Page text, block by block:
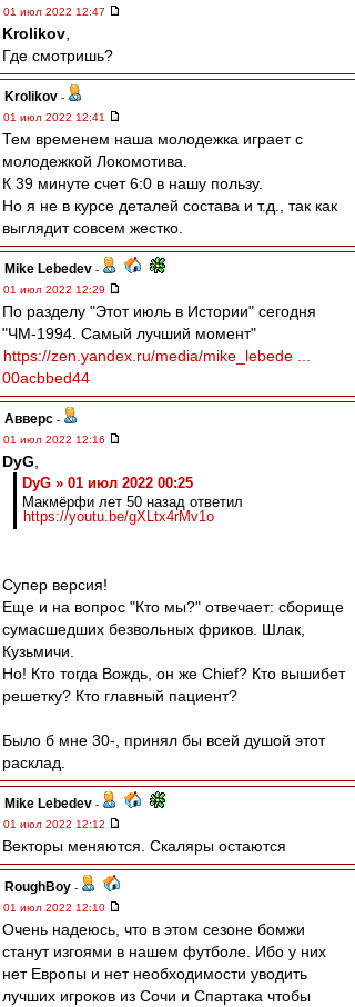
01 июл 2022 12:47
Krolikov
Где смотришь?
Krolikov -
01 июл 2022 12:41
Тем временем наша молодежка играет с
молодежкой Локомотива.
К 39 минуте счет 6:0 в нашу пользу.
Но я не в курсе деталей состава и т.д., так как
выглядит совсем жестко.
Mike Lebedev -
01 июл 2022 12:29
По разделу "Этот июль в Истории" сегодня
"ЧМ-1994. Самый лучший момент"
https://zen.yandex.ru/media/mike_lebede ...
00acbbed44
Авверс -
01 июл 2022 12:16
DyG
DyG » 01 июл 2022 00:25
Макмёрфи лет 50 назад ответил
https://youtu.be/gXLtx4rMv1o
Супер версия!
Еще и на вопрос "Кто мы?" отвечает: сборище
сумасшедших безвольных фриков. Шлак,
Кузьмичи.
Но! Кто тогда Вождь, он же Chief? Кто вышибет
решетку? Кто главный пациент?
Было б мне 30-, принял бы всей душой этот
расклад.
Mike Lebedev -
01 июл 2022 12:12
Векторы меняются. Скаляры остаются
RoughBoy -
01 июл 2022 12:10
Очень надеюсь, что в этом сезоне бомжи
станут изгоями в нашем футболе. Ибо у них
нет Европы и нет необходимости уводить
лучших игроков из Сочи и Спартака чтобы